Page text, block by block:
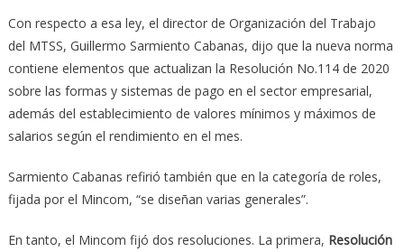
Con respecto a esa ley, el director de Organización del Trabajo
del MTSS, Guillermo Sarmiento Cabanas, dijo que la nueva norma
contiene elementos que actualizan la Resolución No.114 de 2020
sobre las formas y sistemas de pago en el sector empresarial,
además del establecimiento de valores mínimos y máximos de
salarios según el rendimiento en el mes.
Sarmiento Cabanas refirió también que en la categoría de roles,
fijada por el Mincom, “se diseñan varias generales”.
En tanto, el Mincom fijó dos resoluciones. La primera, Resolución